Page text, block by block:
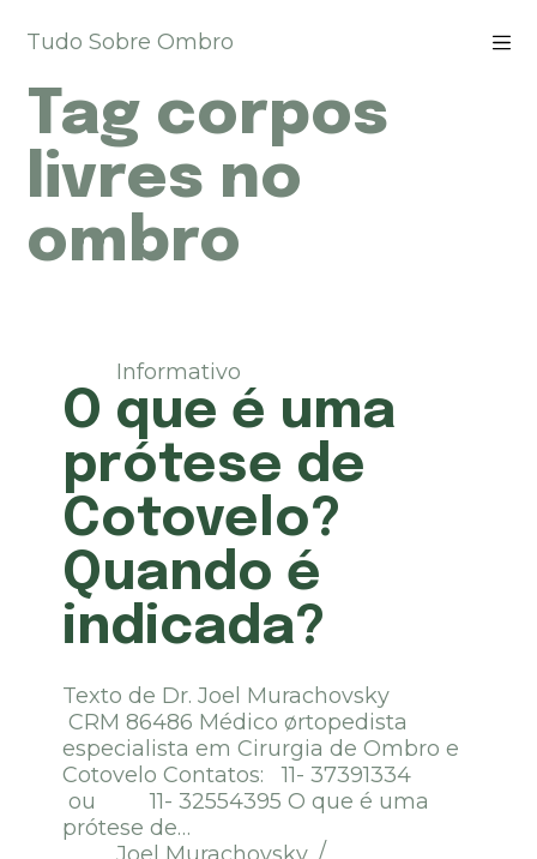
u
a
p
a
o
Tudo Sobre Ombro
Tag corpos
livres no
ombro
Informativo
O que é uma
prótese de
Cotovelo?
Quando é
indicada?
Texto de Dr. Joel Murachovsky
CRM 86486 Médico ørtopedista
especialista em Cirurgia de Ombro e
Cotovelo Contatos: 11- 37391334
ou 11- 32554395 O que é uma
prótese de…